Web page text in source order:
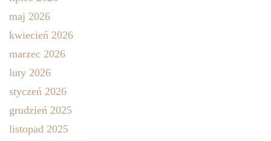
maj 2026
kwiecień 2026
marzec 2026
luty 2026
styczeń 2026
grudzień 2025
listopad 2025